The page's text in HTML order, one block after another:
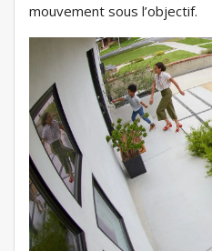
mouvement sous l’objectif.